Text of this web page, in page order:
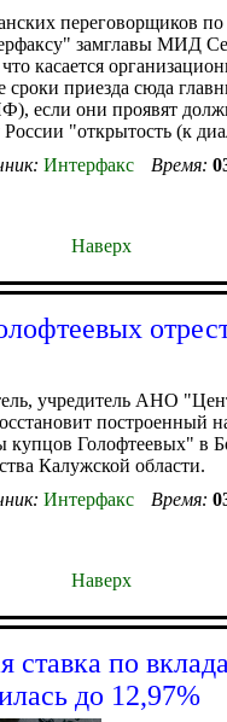
переговорщиков
замглавы МИД
касается
сроки приезда сюда
если они проявят
России "открытость (к
Интерфакс Время:
Наверх
учредитель АНО
построенный
купцов Голофтеевых" в
Калужской области.
Интерфакс Время:
Наверх
ставка по
до 12,97%